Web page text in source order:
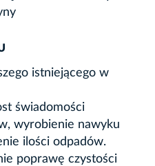
istniejącego w
świadomości
wyrobienie nawyku
ilości odpadów.
poprawę czystości